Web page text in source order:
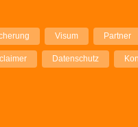
Visum Partner
Datenschutz